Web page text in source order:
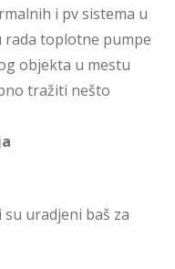
i pv sistema u
rada toplotne pumpe
objekta u mestu
tražiti nešto
uradjeni baš za